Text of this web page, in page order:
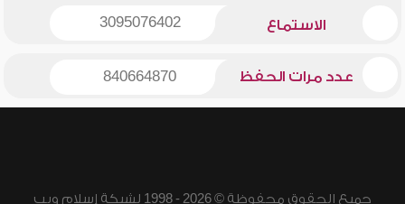
الاستماع 3095076402
عدد مرات الحفظ 840664870
جميع الحقوق محفوظة © 2026 - 1998 لشبكة إسلام ويب